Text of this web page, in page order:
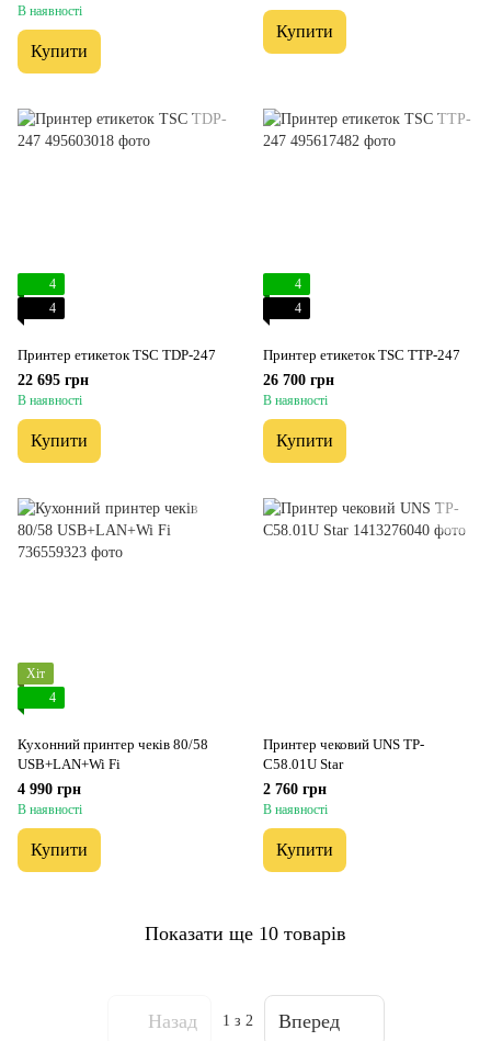
В наявності
Купити
Купити
4
4
Принтер етикеток TSC TDP-247
22 695 грн
В наявності
Купити
4
4
Принтер етикеток TSC TTP-247
26 700 грн
В наявності
Купити
Хіт
4
Кухонний принтер чеків 80/58
USB+LAN+Wi Fi
4 990 грн
В наявності
Купити
Принтер чековий UNS TP-
C58.01U Star
2 760 грн
В наявності
Купити
Показати ще 10 товарів
Назад 1 з 2 Вперед